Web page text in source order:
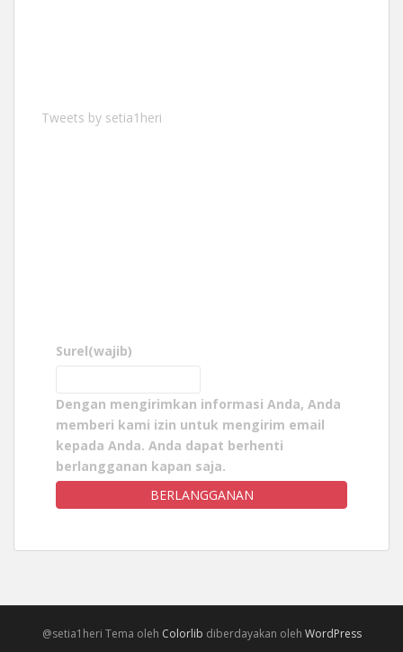
Tweets by setia1heri
Surel(wajib)
Dengan mengirimkan informasi Anda, Anda
memberi kami izin untuk mengirim email
kepada Anda. Anda dapat berhenti
berlangganan kapan saja.
BERLANGGANAN
@setia1heri Tema oleh Colorlib diberdayakan oleh WordPress